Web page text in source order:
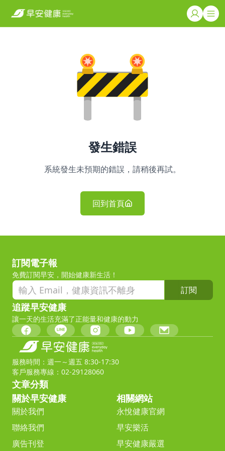
發生錯誤
系統發生未預期的錯誤，請稍後再試。
回到首頁
訂閱電子報
免費訂閱早安，開始健康新生活！
訂閱
追蹤早安健康
讓一天的生活充滿了正能量和健康的動力
服務時間：週一～週五 8:30-17:30
客戶服務專線：02-29128060
文章分類
關於早安健康
關於我們
聯絡我們
廣告刊登
相關網站
永悅健康官網
早安樂活
早安健康嚴選